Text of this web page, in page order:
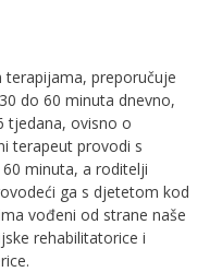
terapijama, preporučuje
do 60 minuta dnevno,
tjedana, ovisno o
terapeut provodi s
minuta, a roditelji
ga s djetetom kod
vođeni od strane naše
rehabilitatorice i